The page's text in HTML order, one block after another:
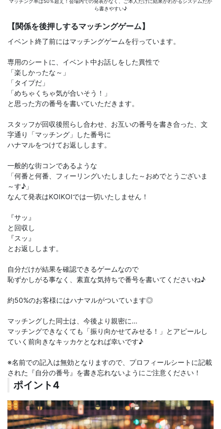
ら書きやすい♪
【関係を後押しするマッチングゲーム】
イベント終了前にはマッチングゲームを行っています。
専用のシートに、イベント中お話しをした異性で
「楽しかったな～」
「タイプだ」
「めちゃくちゃ気が合いそう！」
と思った方の番号を書いていただきます。
スタッフが回収後照らし合わせ、お互いの番号を書き合った、文
字通り「マッチング」した番号に
ハナマルをつけてお返しします。
一般的な街コンであるような
「何番と何番、フィーリングいたしました～おめでとうございま
～す♪」
なんて発表はKOIKOIでは一切いたしません！
『サッ』
と回収し
『スッ』
とお返しします。
自分だけが結果を確認できるゲームなので
恥ずかしがる事なく、素直な気持ちで番号を書いてくださいね♪
約50%のお客様にはハナマルがついています◎
マッチングした同士は、今後より親密に…
マッチングできなくても「振り向かせてみせる！」とアピールし
ていく前向きなキッカケとなれば幸いです♪
※名前での記入は無効となりますので、プロフィールシートに記載
された『自分の番号』を書き忘れないようにご注意ください！
ポイント4